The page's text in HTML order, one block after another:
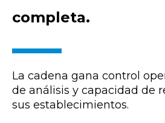
completa.
La cadena gana control
de análisis y capacidad de
sus establecimientos.